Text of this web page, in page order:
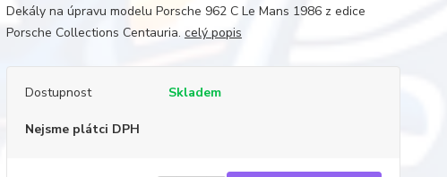
Dekály na úpravu modelu Porsche 962 C Le Mans 1986 z edice
Porsche Collections Centauria. celý popis
Dostupnost Skladem
Nejsme plátci DPH